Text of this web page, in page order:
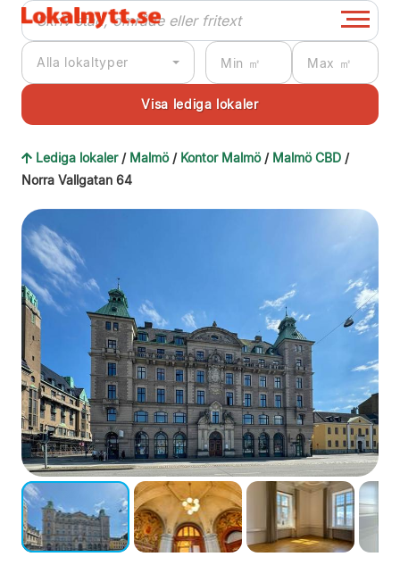
Alla lokaltyper
Lediga lokaler / Malmö/ Kontor Malmö/ Malmö CBD /
Norra Vallgatan 64